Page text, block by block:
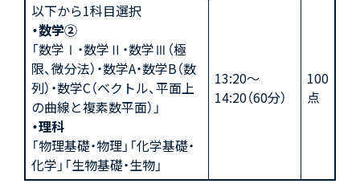
以下から1科目選択
・数学②
「数学Ⅰ・数学Ⅱ・数学Ⅲ（極
限、微分法）・数学A・数学B（数
列）・数学C（ベクトル、平面上
の曲線と複素数平面）」
・理科
「物理基礎・物理」「化学基礎・
化学」「生物基礎・生物」
13:20～
14:20（60分）
100
点